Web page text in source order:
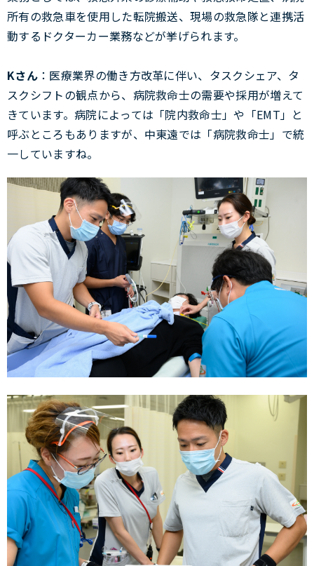
所有の救急車を使用した転院搬送、現場の救急隊と連携活
動するドクターカー業務などが挙げられます。
Kさん：医療業界の働き方改革に伴い、タスクシェア、タ
スクシフトの観点から、病院救命士の需要や採用が増えて
きています。病院によっては「院内救命士」や「EMT」と
呼ぶところもありますが、中東遠では「病院救命士」で統
一していますね。